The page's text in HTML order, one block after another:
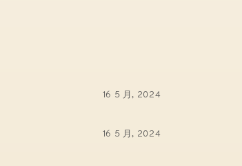
16 5 月, 2024
16 5 月, 2024